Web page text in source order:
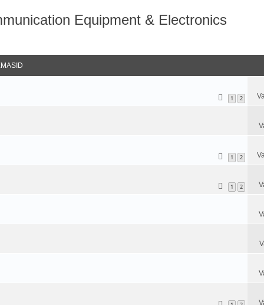
Equipment & Electronics
1 2
1 2
1 2